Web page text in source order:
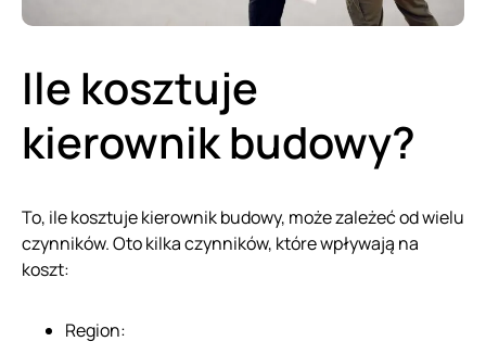
Ile kosztuje
kierownik budowy?
To, ile kosztuje kierownik budowy, może zależeć od wielu
czynników. Oto kilka czynników, które wpływają na
koszt:
Region: